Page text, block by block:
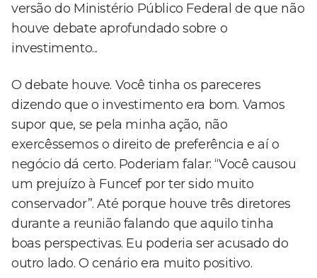
versão do Ministério Público Federal de que não
houve debate aprofundado sobre o
investimento...
O debate houve. Você tinha os pareceres
dizendo que o investimento era bom. Vamos
supor que, se pela minha ação, não
exercêssemos o direito de preferência e aí o
negócio dá certo. Poderiam falar: “Você causou
um prejuízo à Funcef por ter sido muito
conservador”. Até porque houve três diretores
durante a reunião falando que aquilo tinha
boas perspectivas. Eu poderia ser acusado do
outro lado. O cenário era muito positivo.